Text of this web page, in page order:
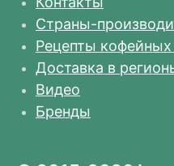
Страны-
Рецепты кофейных
Доставка в
Видео
Бренды